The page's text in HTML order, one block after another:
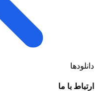
دانلودها
ارتباط با ما